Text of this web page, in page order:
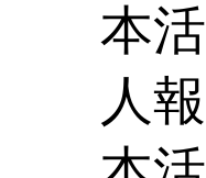
本
人